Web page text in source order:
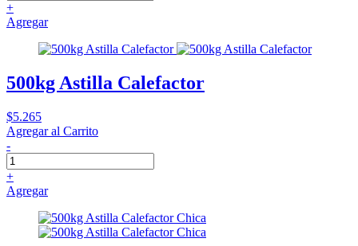
+
Agregar
500kg Astilla Calefactor
$5.265
Agregar al Carrito
-
+
Agregar